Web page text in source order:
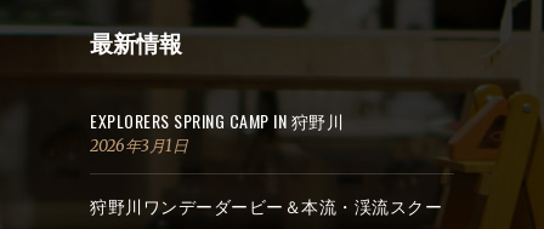
最新情報
EXPLORERS SPRING CAMP IN 狩野川
2026年3月1日
狩野川ワンデーダービー＆本流・渓流スクー